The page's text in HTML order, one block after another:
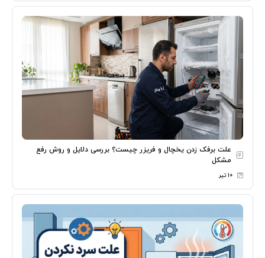
علت برفک زدن یخچال و فریزر چیست؟ بررسی دلایل و روش رفع
مشکل
۱۰ تیر